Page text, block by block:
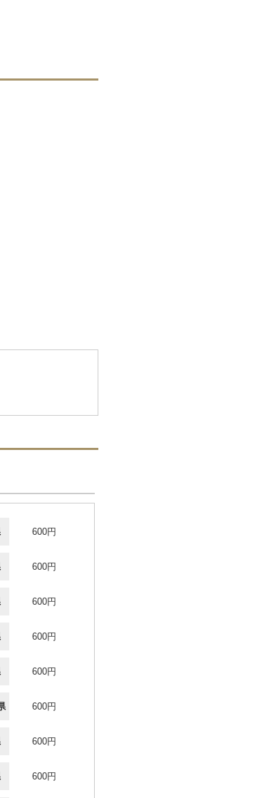
600円
600円
600円
600円
600円
600円
600円
600円